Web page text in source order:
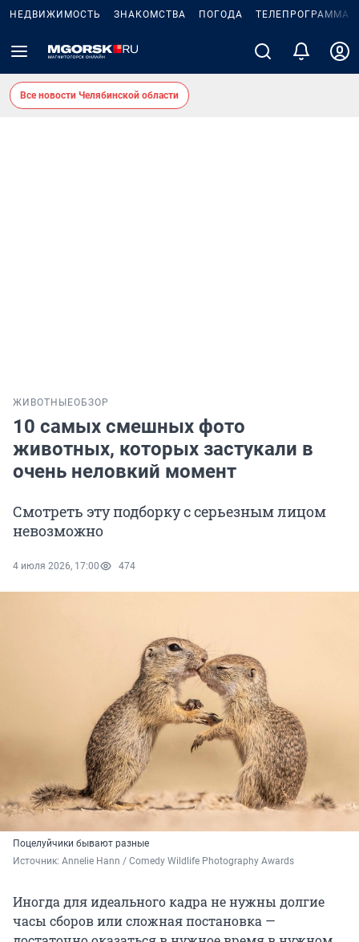
НЕДВИЖИМОСТЬ ЗНАКОМСТВА ПОГОДА ТЕЛЕПРОГРАММА
Все новости Челябинской области
ЖИВОТНЫЕОБЗОР
10 самых смешных фото
животных, которых застукали в
очень неловкий момент
Смотреть эту подборку с серьезным лицом
невозможно
4 июля 2026, 17:00 474
Поцелуйчики бывают разные
Источник: Annelie Hann / Comedy Wildlife Photography Awards
Иногда для идеального кадра не нужны долгие
часы сборов или сложная постановка —